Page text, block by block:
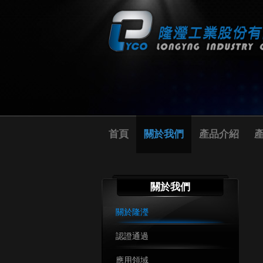
首頁 關於我們 產品介紹
關於我們
關於隆瀅
認證通過
應用領域